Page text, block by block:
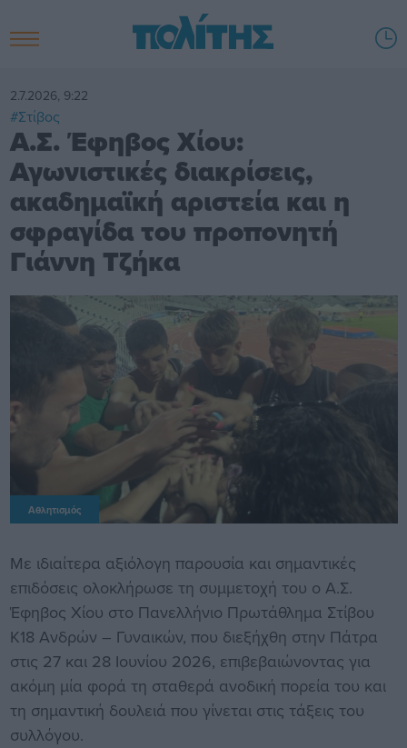
2.7.2026, 9:22
#Στίβος
Α.Σ. Έφηβος Χίου:
Αγωνιστικές διακρίσεις,
ακαδημαϊκή αριστεία και η
σφραγίδα του προπονητή
Γιάννη Τζήκα
Αθλητισμός
Με ιδιαίτερα αξιόλογη παρουσία και σημαντικές
επιδόσεις ολοκλήρωσε τη συμμετοχή του ο Α.Σ.
Έφηβος Χίου στο Πανελλήνιο Πρωτάθλημα Στίβου
Κ18 Ανδρών – Γυναικών, που διεξήχθη στην Πάτρα
στις 27 και 28 Ιουνίου 2026, επιβεβαιώνοντας για
ακόμη μία φορά τη σταθερά ανοδική πορεία του και
τη σημαντική δουλειά που γίνεται στις τάξεις του
συλλόγου.